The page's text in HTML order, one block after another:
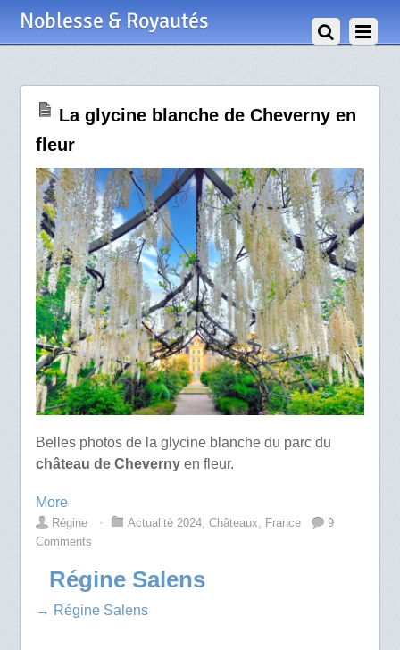
Noblesse & Royautés
La glycine blanche de Cheverny en
fleur
Belles photos de la glycine blanche du parc du
château de Chevernyen fleur.
More
Régine ⋅ Actualité 2024, Châteaux, France
9
Comments
Régine Salens
→ Régine Salens